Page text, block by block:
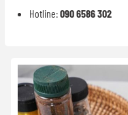
Hotline:090 6586 302